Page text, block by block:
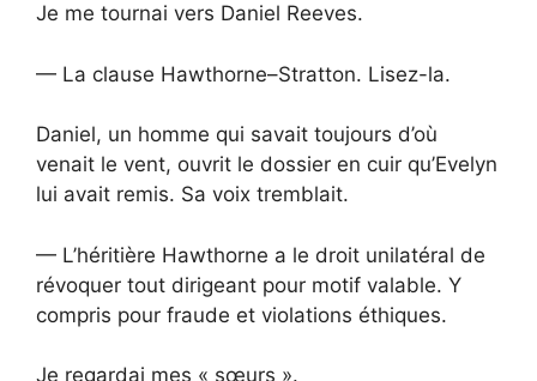
Je me tournai vers Daniel Reeves.
— La clause Hawthorne–Stratton. Lisez-la.
Daniel, un homme qui savait toujours d’où
venait le vent, ouvrit le dossier en cuir qu’Evelyn
lui avait remis. Sa voix tremblait.
— L’héritière Hawthorne a le droit unilatéral de
révoquer tout dirigeant pour motif valable. Y
compris pour fraude et violations éthiques.
Je regardai mes « sœurs ».